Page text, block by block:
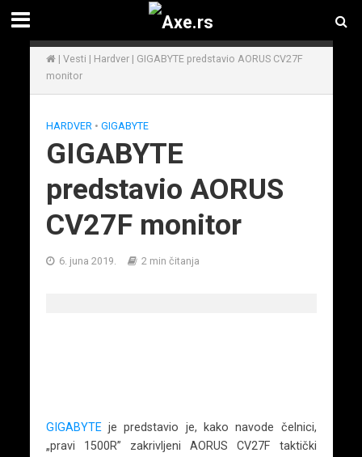
| Vesti | Hardver| GIGABYTE predstavio AORUS CV27F
monitor
HARDVER • GIGABYTE
GIGABYTE
predstavio AORUS
CV27F monitor
6. juna 2019. 2 min čitanja
GIGABYTEje predstavio je, kako navode čelnici,
„pravi 1500R” zakrivljeni AORUS CV27F taktički